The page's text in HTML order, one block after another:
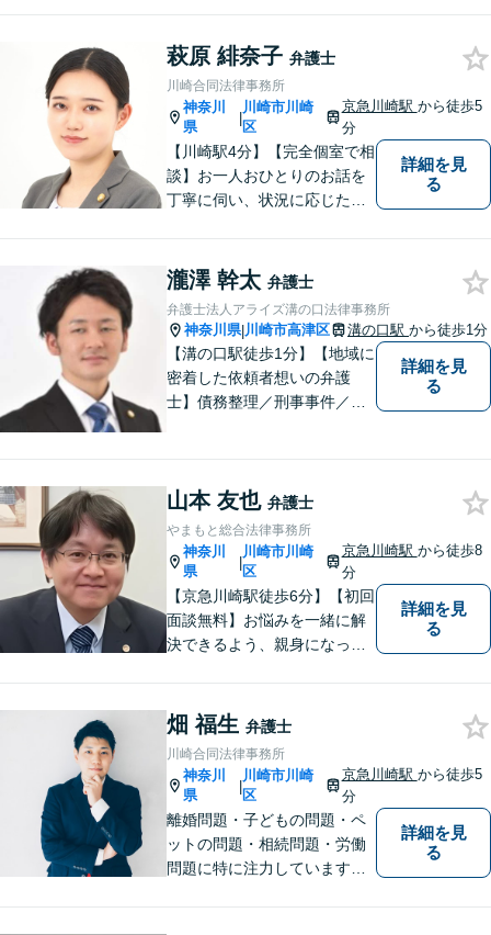
電話、メール関わらず素早い
レスポンスを心がけていま
す。【初回の面談無料】【営
業時間外や土日の相談も可】
萩原 緋奈子 弁護士
川崎合同法律事務所
神奈川
県
|
川崎市川崎
区
京急川崎駅 から徒歩5
分
【川崎駅4分】【完全個室で相
談】お一人おひとりのお話を
丁寧に伺い、状況に応じた解
これからの人生を諦めなくて
済むよう、精一杯お手伝いさ
せていただきます。【休日・
夜間面談可】
詳細を見
る
瀧澤 幹太 弁護士
弁護士法人アライズ溝の口法律事務所
神奈川県|川崎市高津区 溝の口駅 から徒歩1分
【溝の口駅徒歩1分】【地域に
密着した依頼者想いの弁護
士】債務整理／刑事事件／離
弁護を進めてまいります。ま
ずはお気軽にご相談くださ
い。
詳細を見
る
山本 友也 弁護士
やまもと総合法律事務所
神奈川
県
|
川崎市川崎
区
京急川崎駅 から徒歩8
分
【京急川崎駅徒歩6分】【初回
面談無料】お悩みを一緒に解
決できるよう、親身になっ
事故／相続／離婚／労働／債
務整理／刑事事件／企業法務
など、幅広く対応。【当日／
夜間／休日対応可能】お気軽
にご相談下さい。
詳細を見
る
畑 福生 弁護士
川崎合同法律事務所
神奈川
県
|
川崎市川崎
区
京急川崎駅 から徒歩5
分
離婚問題・子どもの問題・ペ
ットの問題・相続問題・労働
問題に特に注力しています。
詳細を見
る